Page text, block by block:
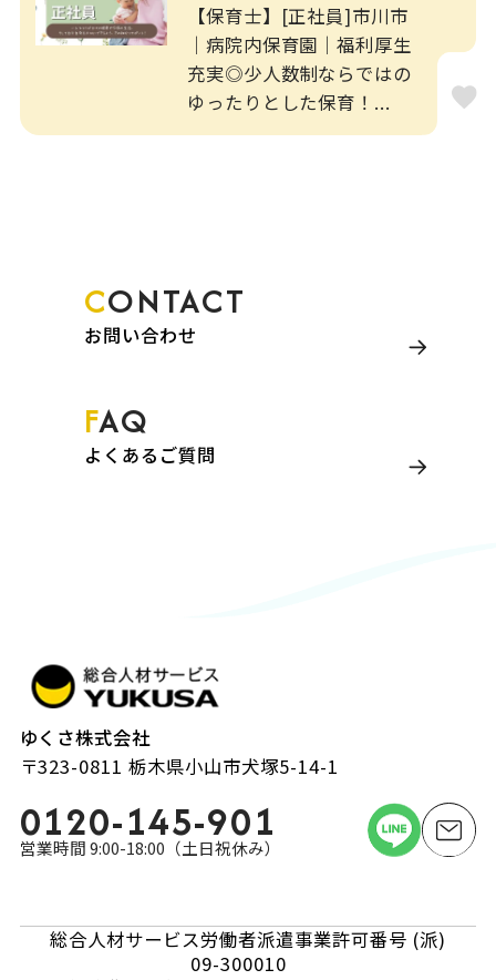
【保育士】[正社員]市川市
｜病院内保育園｜福利厚生
充実◎少人数制ならではの
ゆったりとした保育！...
CONTACT
お問い合わせ
FAQ
よくあるご質問
ゆくさ株式会社
〒323-0811 栃木県小山市犬塚5-14-1
0120-145-901
営業時間 9:00-18:00（土日祝休み）
総合人材サービス労働者派遣事業許可番号 (派)
09-300010